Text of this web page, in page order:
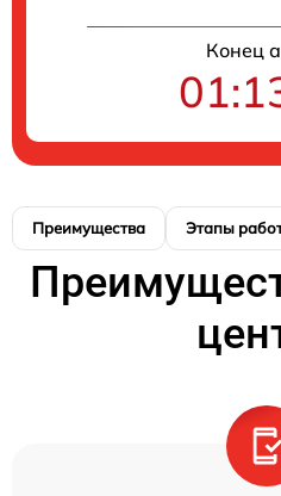
Конец
Преимущества Этапы